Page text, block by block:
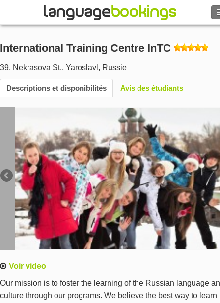
PARCOURIR
Se connecter
Aide
Monnaie €
Langue
International Training Centre InTC
39, Nekrasova St., Yaroslavl , Russie
Descriptions et disponibilités Avis des étudiants
Voir video
Our mission is to foster the learning of the Russian language
culture through our programs. We believe the best way to learn